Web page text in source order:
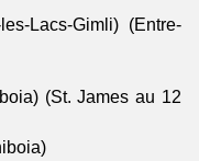
Lacs-Gimli) (Entre-
(St. James au 12